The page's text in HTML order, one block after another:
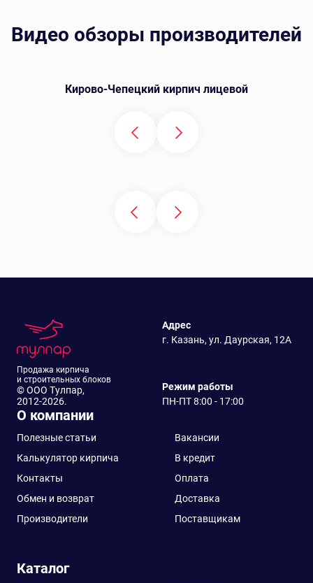
Видео обзоры производителей
Кирово-Чепецкий кирпич лицевой
Продажа кирпича
и строительных блоков
© ООО Тулпар,
2012-2026.
Адрес
г. Казань, ул. Даурская, 12А
Режим работы
ПН-ПТ 8:00 - 17:00
О компании
Полезные статьи
Вакансии
Калькулятор кирпича
В кредит
Контакты
Оплата
Обмен и возврат
Доставка
Производители
Поставщикам
Каталог